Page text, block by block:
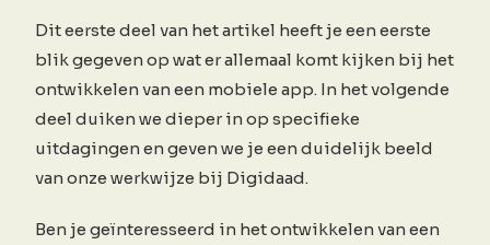
Dit eerste deel van het artikel heeft je een eerste
blik gegeven op wat er allemaal komt kijken bij het
ontwikkelen van een mobiele app. In het volgende
deel duiken we dieper in op specifieke
uitdagingen en geven we je een duidelijk beeld
van onze werkwijze bij Digidaad.
Ben je geïnteresseerd in het ontwikkelen van een